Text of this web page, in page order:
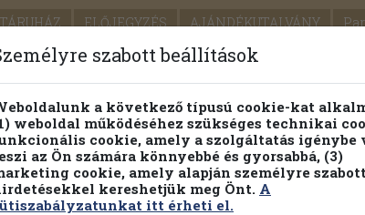
ELŐJEGYZÉS AJÁNDÉKUTALVÁNY
PILLANATNYI ÁRAINK FENNTARTHATÓ
Részletes kereső Témaköri fa
szabott beállítások
a következő típusú cookie-kat
weboldal működéséhez szükséges technikai
cookie, amely a szolgáltatás igénybe
az Ön számára könnyebbé és gyorsabbá, (3)
cookie, amely alapján személyre
kereshetjük meg Önt. A
itt érheti el.